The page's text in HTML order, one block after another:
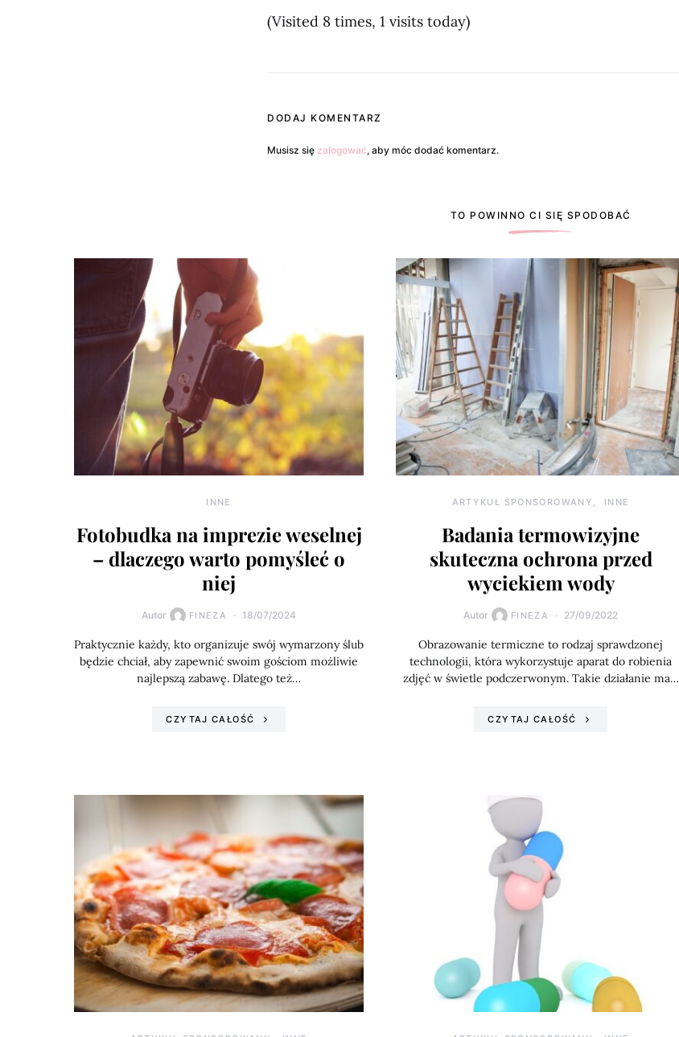
(Visited 8 times, 1 visits today)
DODAJ KOMENTARZ
Musisz się zalogować, aby móc dodać komentarz.
TO POWINNO CI SIĘ SPODOBAĆ
INNE
Fotobudka na imprezie weselnej
– dlaczego warto pomyśleć o
niej
Autor FINEZA 18/07/2024
Praktycznie każdy, kto organizuje swój wymarzony ślub
będzie chciał, aby zapewnić swoim gościom możliwie
najlepszą zabawę. Dlatego też…
CZYTAJ CAŁOŚĆ
ARTYKUŁ SPONSOROWANY INNE
Badania termowizyjne
skuteczna ochrona przed
wyciekiem wody
Autor FINEZA 27/09/2022
Obrazowanie termiczne to rodzaj sprawdzonej
technologii, która wykorzystuje aparat do robienia
zdjęć w świetle podczerwonym. Takie działanie ma…
CZYTAJ CAŁOŚĆ